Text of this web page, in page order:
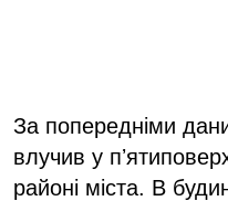
За попередніми
влучив у
районі міста. В